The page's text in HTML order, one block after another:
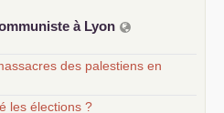
à Lyon
des palestiens en
les élections ?